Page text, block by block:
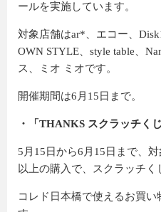
ールを実施しています。
対象店舗はar*、エコー、
OWN STYLE、style table、
ス、ミオ ミオです。
開催期間は6月15日まで。
・「THANKS スクラッチくじ
5月15日から6月15日まで、
以上の購入で、スクラッチく
コレド日本橋で使えるお買